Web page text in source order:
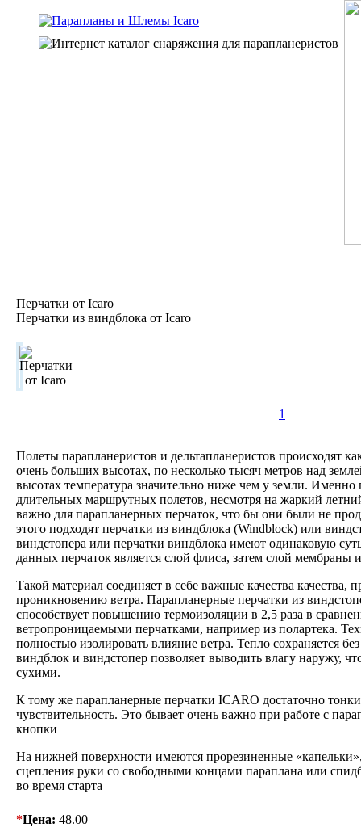
Перчатки от Icaro
Перчатки из виндблока от Icaro
1
Полеты парапланеристов и дельтапланеристов происходят
очень больших высотах, по несколько тысяч метров над
высотах температура значительно ниже чем у земли. Именно
длительных маршрутных полетов, несмотря на жаркий
важно для парапланерных перчаток, что бы они были не
этого подходят перчатки из виндблока (Windblock) или
виндстопера или перчатки виндблока имеют одинаковую
данных перчаток является слой флиса, затем слой мембраны
Такой материал соединяет в себе важные качества качества,
проникновению ветра. Парапланерные перчатки из
способствует повышению термоизоляции в 2,5 раза в
ветропроницаемыми перчатками, например из полартека.
полностью изолировать влияние ветра. Тепло сохраняется
виндблок и виндстопер позволяет выводить влагу наружу,
сухими.
К тому же парапланерные перчатки ICARO достаточно
чувствительность. Это бывает очень важно при работе с
кнопки
На нижней поверхности имеются прорезиненные
сцепления руки со свободными концами параплана или
во время старта
*Цена: 48.00